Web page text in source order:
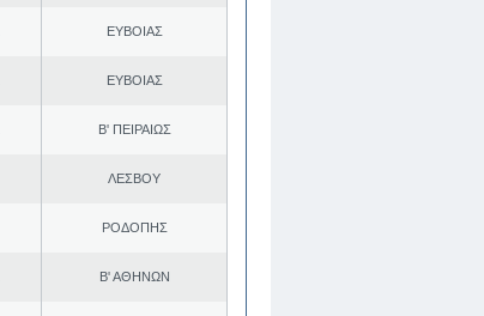
ΕΥΒΟΙΑΣ
ΕΥΒΟΙΑΣ
Β' ΠΕΙΡΑΙΩΣ
ΛΕΣΒΟΥ
ΡΟΔΟΠΗΣ
Β' ΑΘΗΝΩΝ